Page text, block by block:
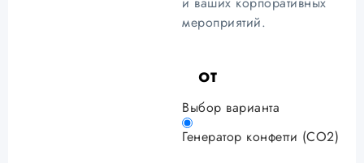
мероприятий.
от
Выбор варианта
Генератор конфетти (CO2)